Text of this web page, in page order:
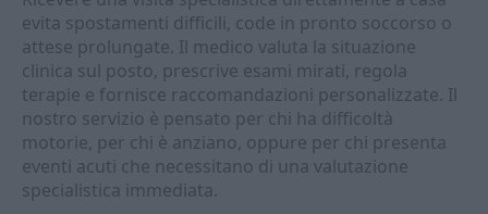
evita spostamenti difficili, code in pronto soccorso o
attese prolungate. Il medico valuta la situazione
clinica sul posto, prescrive esami mirati, regola
terapie e fornisce raccomandazioni personalizzate. Il
nostro servizio è pensato per chi ha difficoltà
motorie, per chi è anziano, oppure per chi presenta
eventi acuti che necessitano di una valutazione
specialistica immediata.